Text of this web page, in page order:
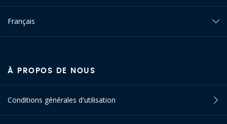
Français
À PROPOS DE NOUS
Conditions générales d'utilisation